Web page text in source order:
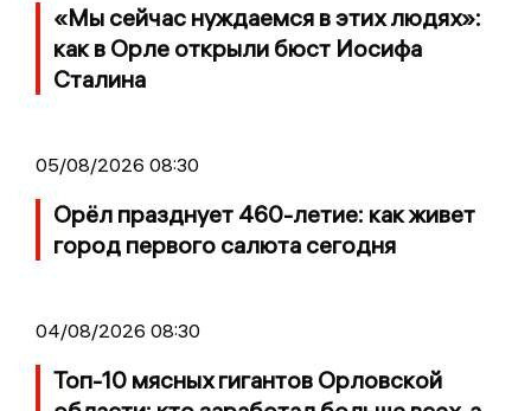
«Мы сейчас нуждаемся в этих людях»:
как в Орле открыли бюст Иосифа
Сталина
05/08/2026 08:30
Орёл празднует 460-летие: как живет
город первого салюта сегодня
04/08/2026 08:30
Топ-10 мясных гигантов Орловской